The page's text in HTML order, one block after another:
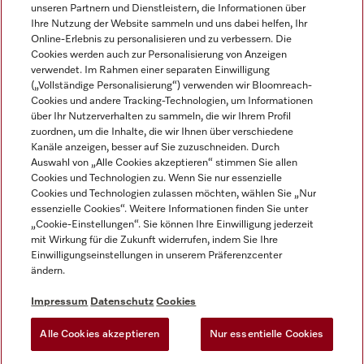
Impressum
AGB
Datenschutz
Nutzungsbedingungen
EU-Gesetzen über digitale Dienste
Cookie Einstellungen
Miele auf Instagram
Miele auf Facebook
Miele auf Youtube
unseren Partnern und Dienstleistern, die Informationen über
Ihre Nutzung der Website sammeln und uns dabei helfen, Ihr
Online-Erlebnis zu personalisieren und zu verbessern. Die
Cookies werden auch zur Personalisierung von Anzeigen
verwendet. Im Rahmen einer separaten Einwilligung
(„Vollständige Personalisierung“) verwenden wir Bloomreach-
Cookies und andere Tracking-Technologien, um Informationen
über Ihr Nutzerverhalten zu sammeln, die wir Ihrem Profil
zuordnen, um die Inhalte, die wir Ihnen über verschiedene
Kanäle anzeigen, besser auf Sie zuzuschneiden. Durch
Auswahl von „Alle Cookies akzeptieren“ stimmen Sie allen
Cookies und Technologien zu. Wenn Sie nur essenzielle
Cookies und Technologien zulassen möchten, wählen Sie „Nur
essenzielle Cookies“. Weitere Informationen finden Sie unter
„Cookie-Einstellungen“. Sie können Ihre Einwilligung jederzeit
mit Wirkung für die Zukunft widerrufen, indem Sie Ihre
Einwilligungseinstellungen in unserem Präferenzcenter
ändern.
Impressum Datenschutz Cookies
Alle Cookies akzeptieren Nur essentielle Cookies